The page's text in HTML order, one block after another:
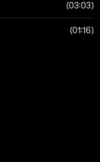
03:03
01:16